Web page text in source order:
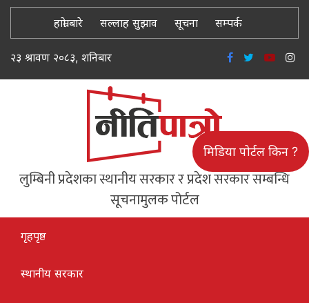
हाम्रो बारे सल्लाह सुझाव सूचना सम्पर्क
२३ श्रावण २०८३, शनिबार
लुम्बिनी प्रदेशका स्थानीय सरकार र प्रदेश सरकार सम्बन्धि
सूचनामुलक पोर्टल
मिडिया पोर्टल किन ?
गृहपृष्ठ
स्थानीय सरकार